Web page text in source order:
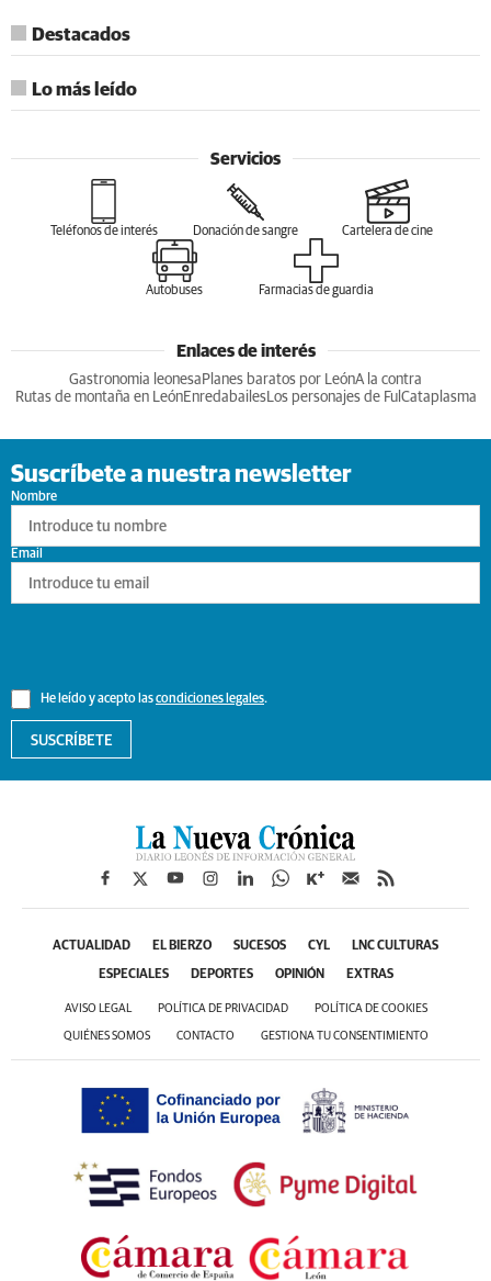
Destacados
Lo más leído
Servicios
Teléfonos de interés Donación de sangre Cartelera de cine
Autobuses Farmacias de guardia
Enlaces de interés
Gastronomia leonesa Planes baratos por LeónA la contra
Rutas de montaña en LeónEnredabailesLos personajes de Ful Cataplasma
Suscríbete a nuestra newsletter
Nombre
He leído y acepto lascondiciones legales.
Email
SUSCRÍBETE
ACTUALIDAD EL BIERZO SUCESOS CYL LNC CULTURAS
ESPECIALES DEPORTES OPINIÓN EXTRAS
AVISO LEGAL POLÍTICA DE PRIVACIDAD POLÍTICA DE COOKIES
QUIÉNES SOMOS CONTACTO GESTIONA TU CONSENTIMIENTO